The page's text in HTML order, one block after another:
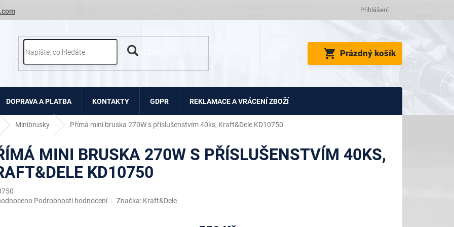
Přihlášení
NÁKUPNÍ
KOŠÍK
Prázdný košík
DOPRAVA A PLATBA KONTAKTY GDPR REKLAMACE A VRÁCENÍ ZBOŽÍ
Minibrusky Přímá mini bruska 270W s příslušenstvím 40ks, Kraft&Dele KD10750
MINI BRUSKA 270W S PŘÍSLUŠENSTVÍM 40KS,
KD10750
Podrobnosti hodnocení Značka: Kraft&Dele